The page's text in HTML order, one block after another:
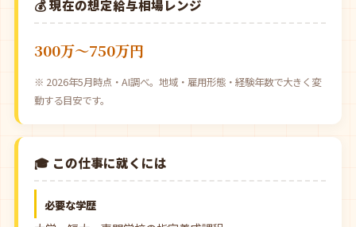
💰 現在の想定給与相場レンジ
300万〜750万円
※ 2026年5月時点・AI調べ。地域・雇用形態・経験年数で大きく変
動する目安です。
🎓 この仕事に就くには
必要な学歴